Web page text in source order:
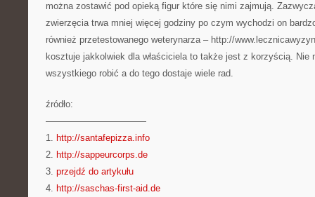
można zostawić pod opieką figur które się nimi zajmują.
zwierzęcia trwa mniej więcej godziny po czym wychodzi on
również przetestowanego weterynarza – http://
kosztuje jakkolwiek dla właściciela to także jest z korzyścią. Nie
wszystkiego robić a do tego dostaje wiele rad.
źródło:
———————————
1. http://santafepizza.info
2. http://sappeurcorps.de
3. przejdź do artykułu
4. http://saschas-first-aid.de